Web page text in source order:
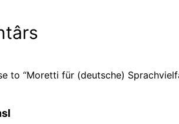
to “Moretti für (deutsche)